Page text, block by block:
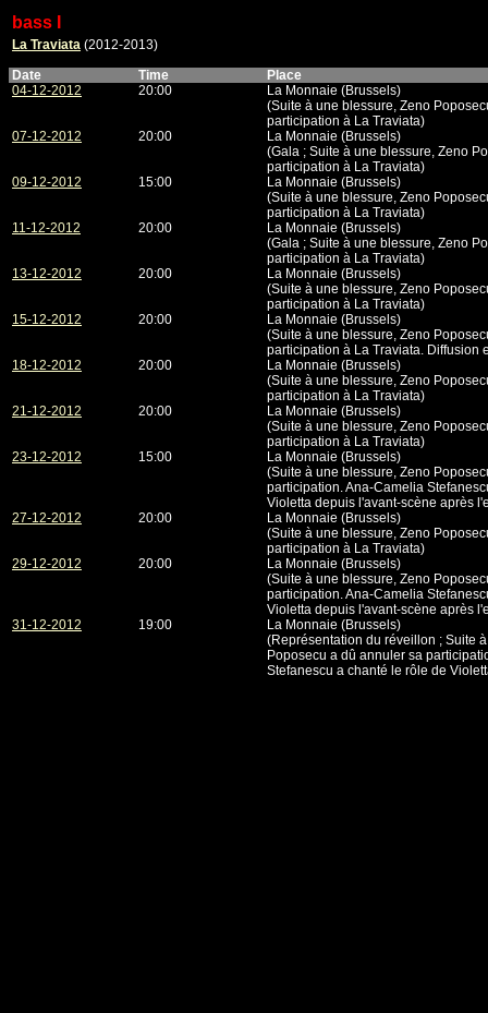
bass I
La Traviata (2012-2013)
Date
Time
Place
04-12-2012
20:00
La Monnaie (Brussels)
(Suite à une blessure, Zeno
participation à La Traviata)
07-12-2012
20:00
La Monnaie (Brussels)
(Gala ; Suite à une blessure, Zeno
participation à La Traviata)
09-12-2012
15:00
La Monnaie (Brussels)
(Suite à une blessure, Zeno
participation à La Traviata)
11-12-2012
20:00
La Monnaie (Brussels)
(Gala ; Suite à une blessure, Zeno
participation à La Traviata)
13-12-2012
20:00
La Monnaie (Brussels)
(Suite à une blessure, Zeno
participation à La Traviata)
15-12-2012
20:00
La Monnaie (Brussels)
(Suite à une blessure, Zeno
participation à La Traviata. Diffusion
18-12-2012
20:00
La Monnaie (Brussels)
(Suite à une blessure, Zeno
participation à La Traviata)
21-12-2012
20:00
La Monnaie (Brussels)
(Suite à une blessure, Zeno
participation à La Traviata)
23-12-2012
15:00
La Monnaie (Brussels)
(Suite à une blessure, Zeno
participation. Ana-Camelia
Violetta depuis l'avant-scène après
27-12-2012
20:00
La Monnaie (Brussels)
(Suite à une blessure, Zeno
participation à La Traviata)
29-12-2012
20:00
La Monnaie (Brussels)
(Suite à une blessure, Zeno
participation. Ana-Camelia
Violetta depuis l'avant-scène après
31-12-2012
19:00
La Monnaie (Brussels)
(Représentation du réveillon ; Suite
Poposecu a dû annuler sa
Stefanescu a chanté le rôle de